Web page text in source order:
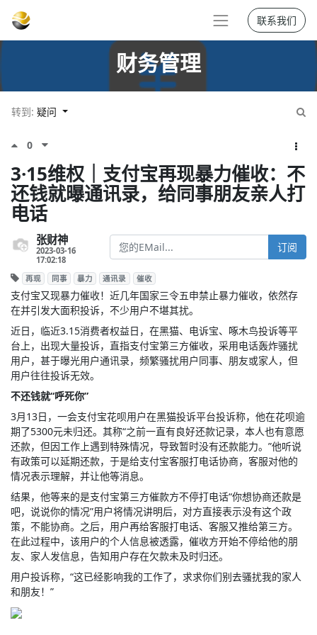
联系我们
财务管理
转到: 疑问
0
3·15维权｜支付宝再现暴力催收：不
还钱就曝通讯录，给同事朋友亲人打
电话
张财神
2023-03-16
17:02:18
订阅
再现 同事 暴力 通讯录 催收
支付宝又现暴力催收！近几年国家三令五申禁止暴力催收，依然存
在并引发大面积投诉，不少用户不堪其扰。
近日，临近3.15消费者权益日，在黑猫、电诉宝、啄木鸟投诉等平
台上，出现大量投诉，直指支付宝第三方催收，采用电话轰炸骚扰
用户，甚于曝光用户通讯录，频繁骚扰用户同事、朋友或家人，但
用户往往投诉无效。
不还钱就“呼死你”
3月13日，一会支付宝花呗用户在黑猫投诉平台投诉称，他在花呗逾
期了5300元未归还。其称“之前一直有良好还款记录，本人也有意愿
还款，但因工作上遇到特殊情况，导致暂时没有还款能力。”他听说
有政策可以延期还款，于是给支付宝客服打电话协商，客服对他的
情况表示理解，并让他等消息。
结果，他等来的是支付宝第三方催款方不停打电话“你想协商还款是
吧，说说你的情况”用户将情况讲明后，对方直接表示没有这个政
策，不能协商。之后，用户再给客服打电话、客服又推给第三方。
在此过程中，该用户的个人信息被透露，催收方开始不停给他的朋
友、家人发信息，告知用户存在欠款未及时归还。
用户投诉称，“这已经影响我的工作了，求求你们别去骚扰我的家人
和朋友！”